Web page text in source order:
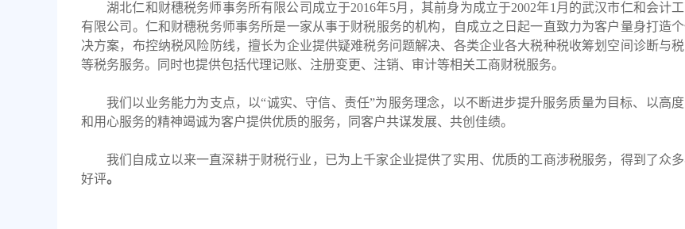
湖北仁和财穗税务师事务所有限公司成立于2016年5月，其前身为成立于2002年1月的武汉市仁和会计
有限公司。仁和财穗税务师事务所是一家从事于财税服务的机构，自成立之日起一直致力为客户量身打造
决方案，布控纳税风险防线，擅长为企业提供疑难税务问题解决、各类企业各大税种税收筹划空间诊断与
等税务服务。同时也提供包括代理记账、注册变更、注销、审计等相关工商财税服务。
我们以业务能力为支点，以“诚实、守信、责任”为服务理念，以不断进步提升服务质量为目标、以高
和用心服务的精神竭诚为客户提供优质的服务，同客户共谋发展、共创佳绩。
我们自成立以来一直深耕于财税行业，已为上千家企业提供了实用、优质的工商涉税服务，得到了众
好评。